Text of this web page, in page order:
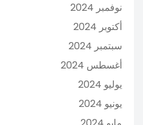
نوفمبر 2024
أكتوبر 2024
سبتمبر 2024
أغسطس 2024
يوليو 2024
يونيو 2024